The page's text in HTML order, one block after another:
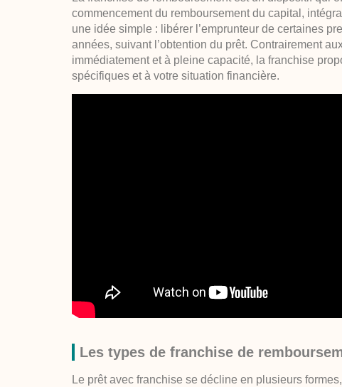
commencement du remboursement du capital,
une idée simple : libérer l’emprunteur de certaines
années, suivant l’obtention du prêt. Contrairement
immédiatement et à pleine capacité, la franchise
spécifiques et à votre situation financière.
Les types de franchise de
Le prêt avec franchise se décline en plusieurs